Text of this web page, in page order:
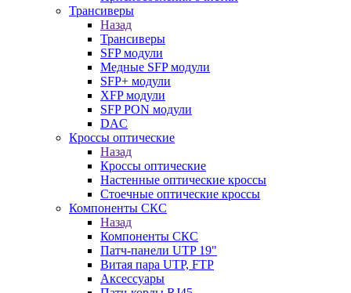
Трансиверы
Назад
Трансиверы
SFP модули
Медные SFP модули
SFP+ модули
XFP модули
SFP PON модули
DAC
Кроссы оптические
Назад
Кроссы оптические
Настенные оптические кроссы
Стоечные оптические кроссы
Компоненты СКС
Назад
Компоненты СКС
Патч-панели UTP 19"
Витая пара UTP, FTP
Аксессуары